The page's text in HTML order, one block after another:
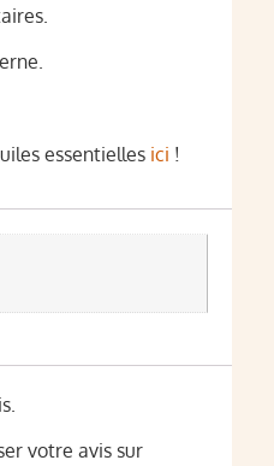
essentielles ici !
votre avis sur